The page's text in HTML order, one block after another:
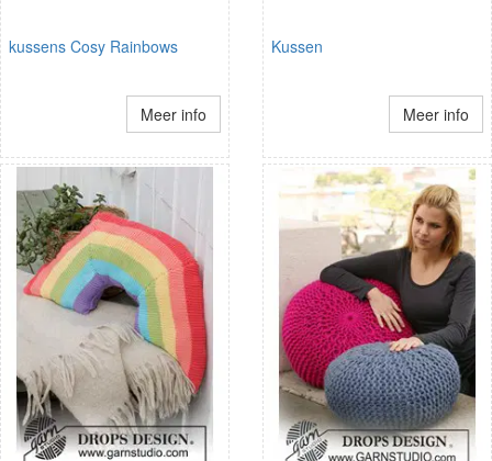
kussens Cosy Rainbows
Meer info
Kussen
Meer info